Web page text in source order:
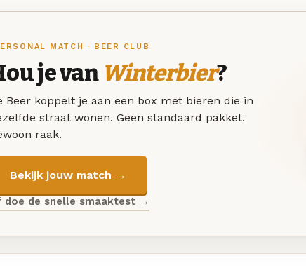
MATCH · BEER CLUB
je van Winterbier?
Beer koppelt je aan een box met bieren die in
straat wonen. Geen standaard pakket.
raak.
Bekijk jouw match →
doe de snelle smaaktest →